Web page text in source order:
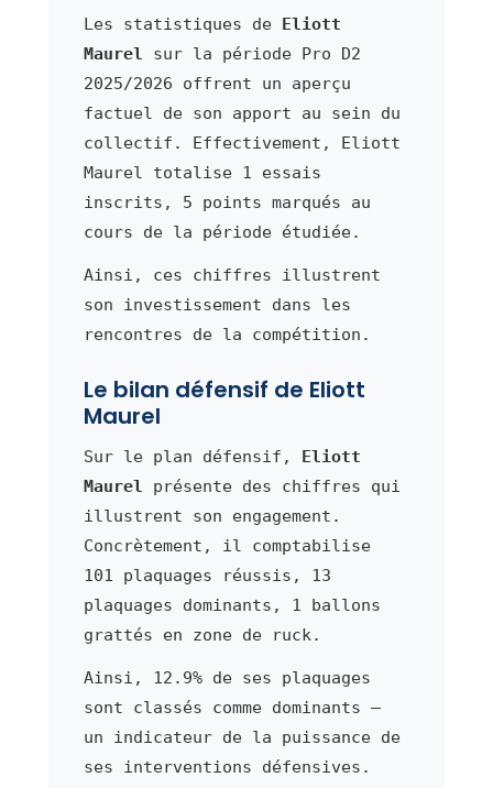
Les statistiques de Eliott
Maurel sur la période Pro D2
2025/2026 offrent un aperçu
factuel de son apport au sein du
collectif. Effectivement, Eliott
Maurel totalise 1 essais
inscrits, 5 points marqués au
cours de la période étudiée.
Ainsi, ces chiffres illustrent
son investissement dans les
rencontres de la compétition.
Le bilan défensif de Eliott
Maurel
Sur le plan défensif, Eliott
Maurel présente des chiffres qui
illustrent son engagement.
Concrètement, il comptabilise
101 plaquages réussis, 13
plaquages dominants, 1 ballons
grattés en zone de ruck.
Ainsi, 12.9% de ses plaquages
sont classés comme dominants —
un indicateur de la puissance de
ses interventions défensives.